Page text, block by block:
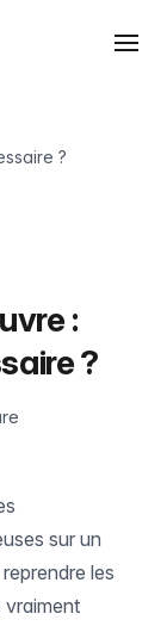
?
:
?
sur un
les